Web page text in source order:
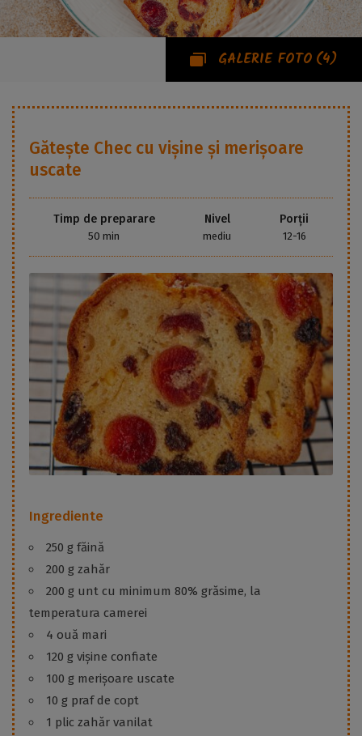
GALERIE FOTO (4)
Gătește Chec cu vișine și merișoare
uscate
Timp de preparare
50 min
Nivel
mediu
Porții
12-16
Ingrediente
250 g făină
200 g zahăr
200 g unt cu minimum 80% grăsime, la
temperatura camerei
4 ouă mari
120 g vișine confiate
100 g merișoare uscate
10 g praf de copt
1 plic zahăr vanilat